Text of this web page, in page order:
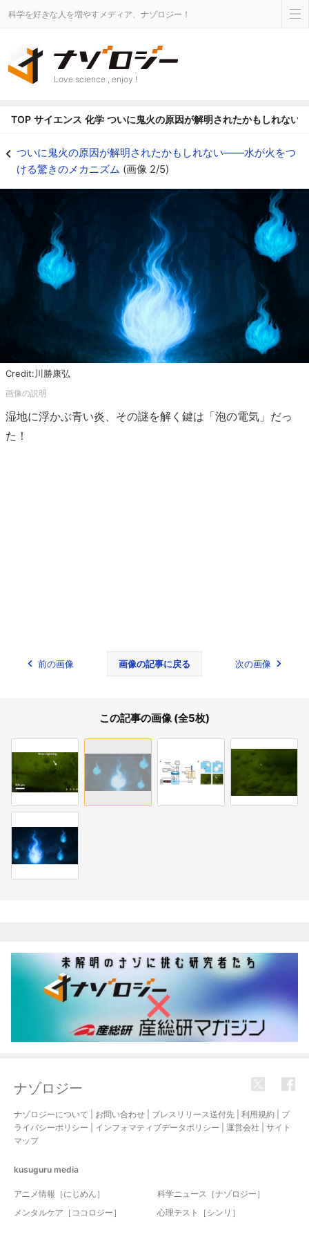
科学を好きな人を増やすメディア、ナゾロジー！
Love science , enjoy !
TOP サイエンス 化学 ついに鬼火の原因が解明されたかもしれな
ついに鬼火の原因が解明されたかもしれない――水が火をつ
ける驚きのメカニズム (画像 2/5)
Credit:川勝康弘
湿地に浮かぶ青い炎、その謎を解く鍵は「泡の電気」だっ
た！
前の画像 画像の記事に戻る 次の画像
この記事の画像 (全5枚)
ナゾロジー
ナゾロジーについて お問い合わせ プレスリリース送付先 利用規約
プ
ライバシーポリシー
インフォマティブデータポリシー 運営会社
サイト
マップ
kusuguru media
アニメ情報［にじめん］
科学ニュース［ナゾロジー］
メンタルケア［ココロジー］
心理テスト［シンリ］